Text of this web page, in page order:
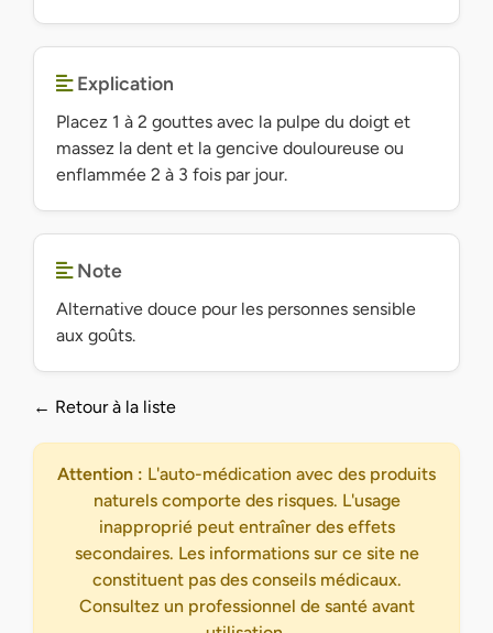
Explication
Placez 1 à 2 gouttes avec la pulpe du doigt et
massez la dent et la gencive douloureuse ou
enflammée 2 à 3 fois par jour.
Note
Alternative douce pour les personnes sensible
aux goûts.
← Retour à la liste
Attention : L'auto-médication avec des produits
naturels comporte des risques. L'usage
inapproprié peut entraîner des effets
secondaires. Les informations sur ce site ne
constituent pas des conseils médicaux.
Consultez un professionnel de santé avant